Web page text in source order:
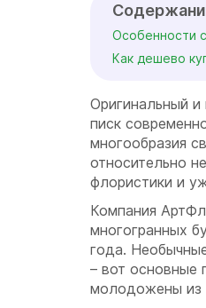
Особенности
Как дешево
Оригинальный
писк
многообразия
относительно
флористики и
Компания
многогранных
года.
– вот основные
молодожены из